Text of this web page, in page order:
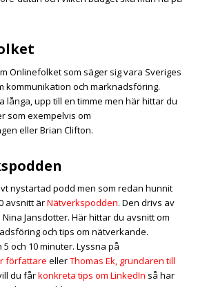
Onlinefolket som säger sig vara Sveriges
kommunikation och marknadsföring.
långa, upp till en timme men här hittar du
som exempelvis om
eller Brian Clifton.
nystartad podd men som redan hunnit
avsnitt ärNätverkspodden. Den drivs av
Jansdotter. Här hittar du avsnitt om
och tips om nätverkande.
och 10 minuter. Lyssna på
författare ellerThomas Ek, grundaren till
du fårkonkreta tips om LinkedIn så har